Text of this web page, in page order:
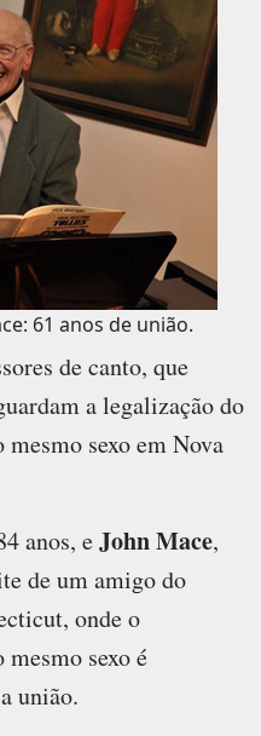
61 anos de união.
de canto, que
a legalização do
mesmo sexo em Nova
anos, eJohn Mace,
de um amigo do
onde o
mesmo sexo é
união.